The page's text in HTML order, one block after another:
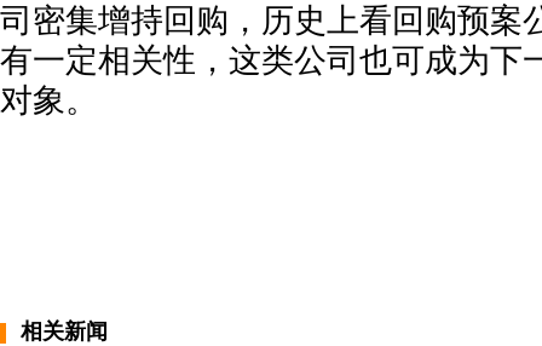
司密集增持回购，历史上看回购预案
有一定相关性，这类公司也可成为下
对象。
相关新闻